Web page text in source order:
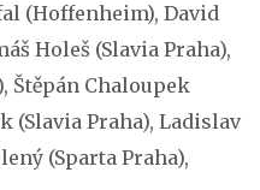
(Hoffenheim), David
Holeš (Slavia Praha),
Štěpán Chaloupek
(Slavia Praha), Ladislav
(Sparta Praha),